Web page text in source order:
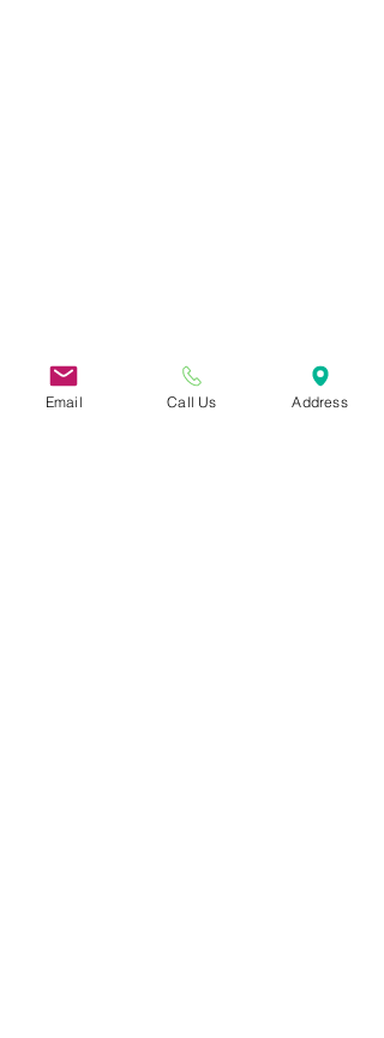
Email Call Us Address